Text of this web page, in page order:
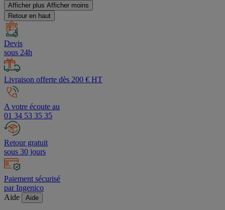
Afficher plus Afficher moins
Retour en haut
Devis
sous 24h
Livraison offerte dès 200 € HT
A votre écoute au
01 34 53 35 35
Retour gratuit
sous 30 jours
Paiement sécurisé
par Ingenico
Aide
Aide